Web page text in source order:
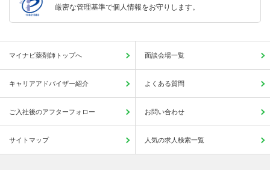
厳密な管理基準で個人情報をお守りします。
マイナビ薬剤師トップへ 面談会場一覧
キャリアアドバイザー紹介 よくある質問
ご入社後のアフターフォロー お問い合わせ
サイトマップ 人気の求人検索一覧